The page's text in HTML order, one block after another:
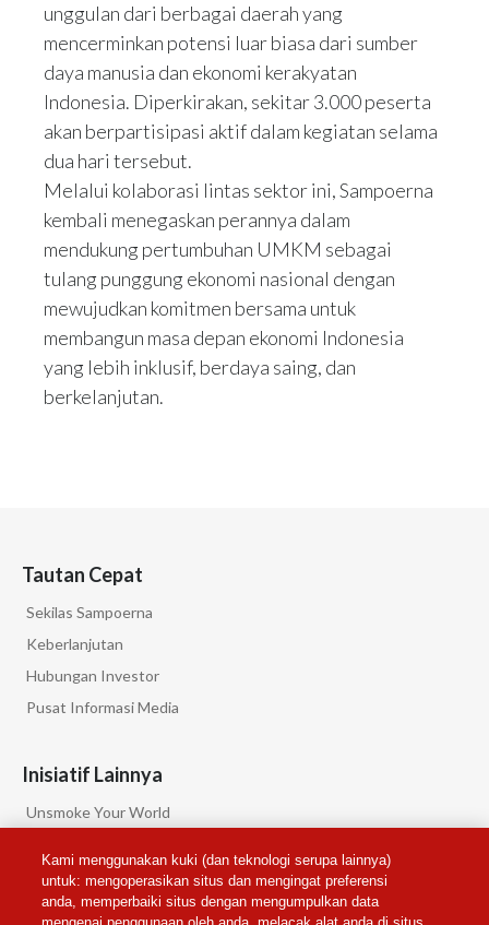
unggulan dari berbagai daerah yang
mencerminkan potensi luar biasa dari sumber
daya manusia dan ekonomi kerakyatan
Indonesia. Diperkirakan, sekitar 3.000 peserta
akan berpartisipasi aktif dalam kegiatan selama
dua hari tersebut.
Melalui kolaborasi lintas sektor ini, Sampoerna
kembali menegaskan perannya dalam
mendukung pertumbuhan UMKM sebagai
tulang punggung ekonomi nasional dengan
mewujudkan komitmen bersama untuk
membangun masa depan ekonomi Indonesia
yang lebih inklusif, berdaya saing, dan
berkelanjutan.
Tautan Cepat
Sekilas Sampoerna
Keberlanjutan
Hubungan Investor
Pusat Informasi Media
Inisiatif Lainnya
Unsmoke Your World
PMI Privacy
Kami menggunakan kuki (dan teknologi serupa lainnya)
untuk: mengoperasikan situs dan mengingat preferensi
anda, memperbaiki situs dengan mengumpulkan data